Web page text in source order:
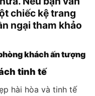
chiếc kệ trang
ngại tham khảo
khách ấn tượng
tinh tế
hài hòa và tinh tế